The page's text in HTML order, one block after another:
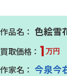
色絵雪
1 万円
今泉今